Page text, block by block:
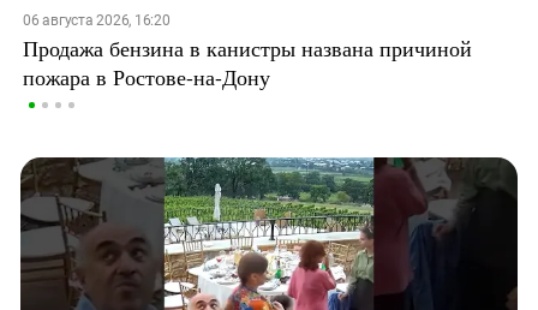
06 августа 2026, 16:20
Продажа бензина в канистры названа причиной
пожара в Ростове-на-Дону